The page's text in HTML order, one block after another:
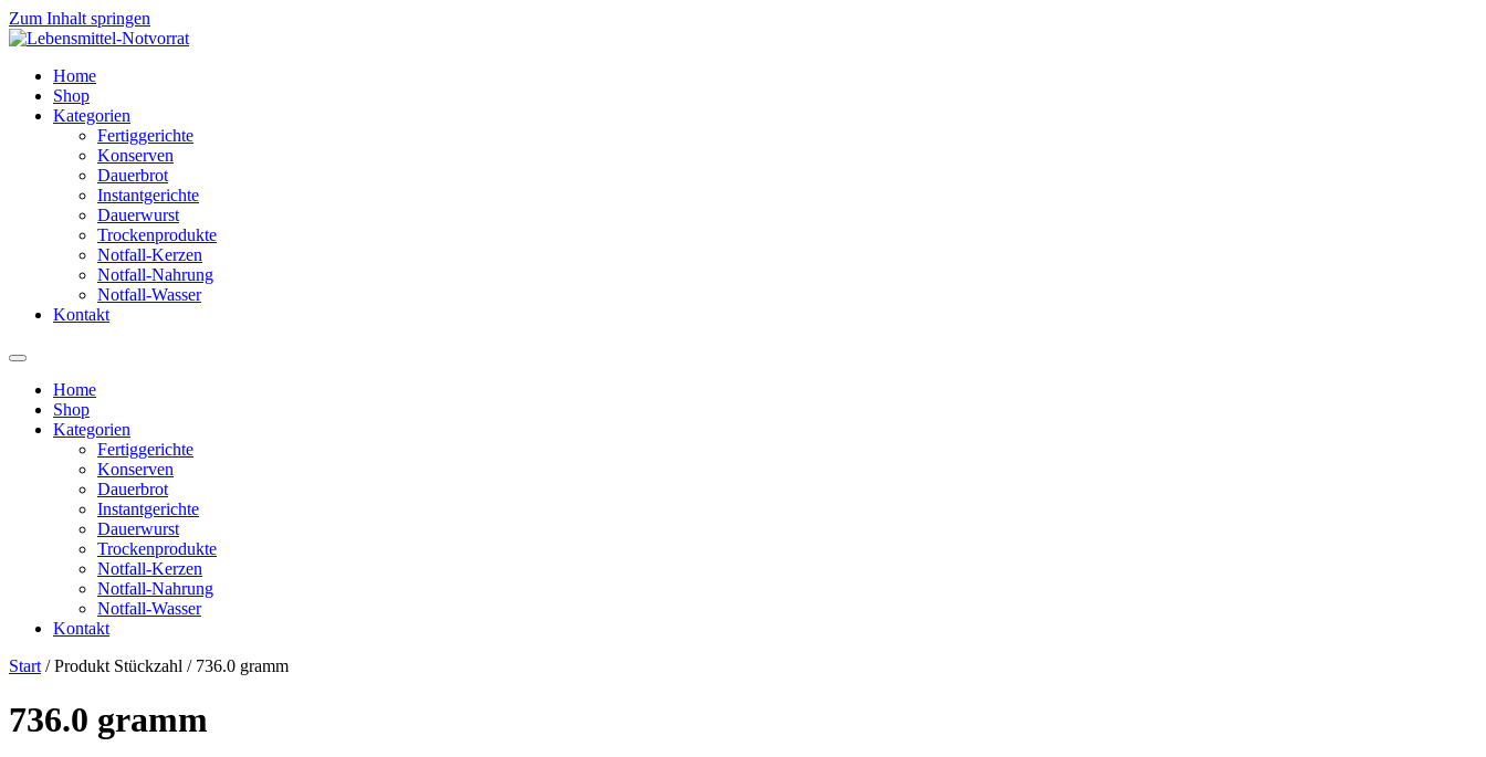
Zum Inhalt springen
Home
Shop
Kategorien
Fertiggerichte
Konserven
Dauerbrot
Instantgerichte
Dauerwurst
Trockenprodukte
Notfall-Kerzen
Notfall-Nahrung
Notfall-Wasser
Kontakt
Home
Shop
Kategorien
Fertiggerichte
Konserven
Dauerbrot
Instantgerichte
Dauerwurst
Trockenprodukte
Notfall-Kerzen
Notfall-Nahrung
Notfall-Wasser
Kontakt
Start / Produkt Stückzahl / ‎736.0 gramm
‎736.0 gramm